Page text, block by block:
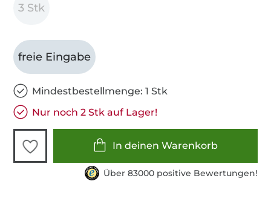
3 Stk
freie Eingabe
Mindestbestellmenge: 1 Stk
Nur noch 2 Stk auf Lager!
In deinen Warenkorb
Über 83000 positive Bewertungen!